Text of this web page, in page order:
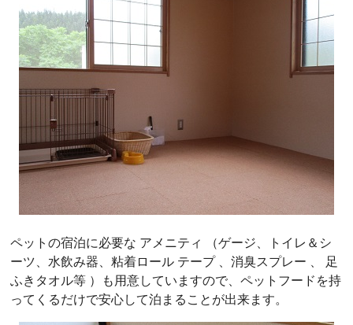
ペットの宿泊に必要な アメニティ （ゲージ、トイレ＆シ
ーツ、水飲み器、粘着ロール テープ 、消臭スプレー 、 足
ふきタオル等 ）も用意していますので、ペットフードを持
ってくるだけで安心して泊まることが出来ます。